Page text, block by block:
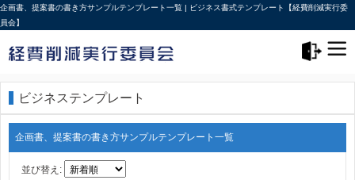
企画書、提案書の書き方サンプルテンプレート一覧 | ビジネス書式テンプレート【経費削減実行委
員会】
ビジネステンプレート
企画書、提案書の書き方サンプルテンプレート一覧
並び替え: